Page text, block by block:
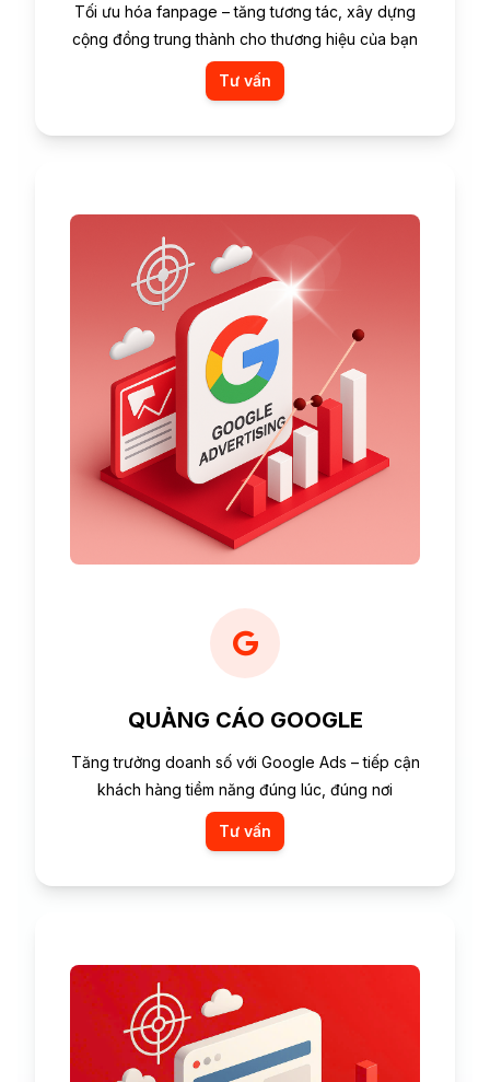
Tối ưu hóa fanpage – tăng tương tác, xây dựng
cộng đồng trung thành cho thương hiệu của bạn
Tư vấn
QUẢNG CÁO GOOGLE
Tăng trưởng doanh số với Google Ads – tiếp cận
khách hàng tiềm năng đúng lúc, đúng nơi
Tư vấn